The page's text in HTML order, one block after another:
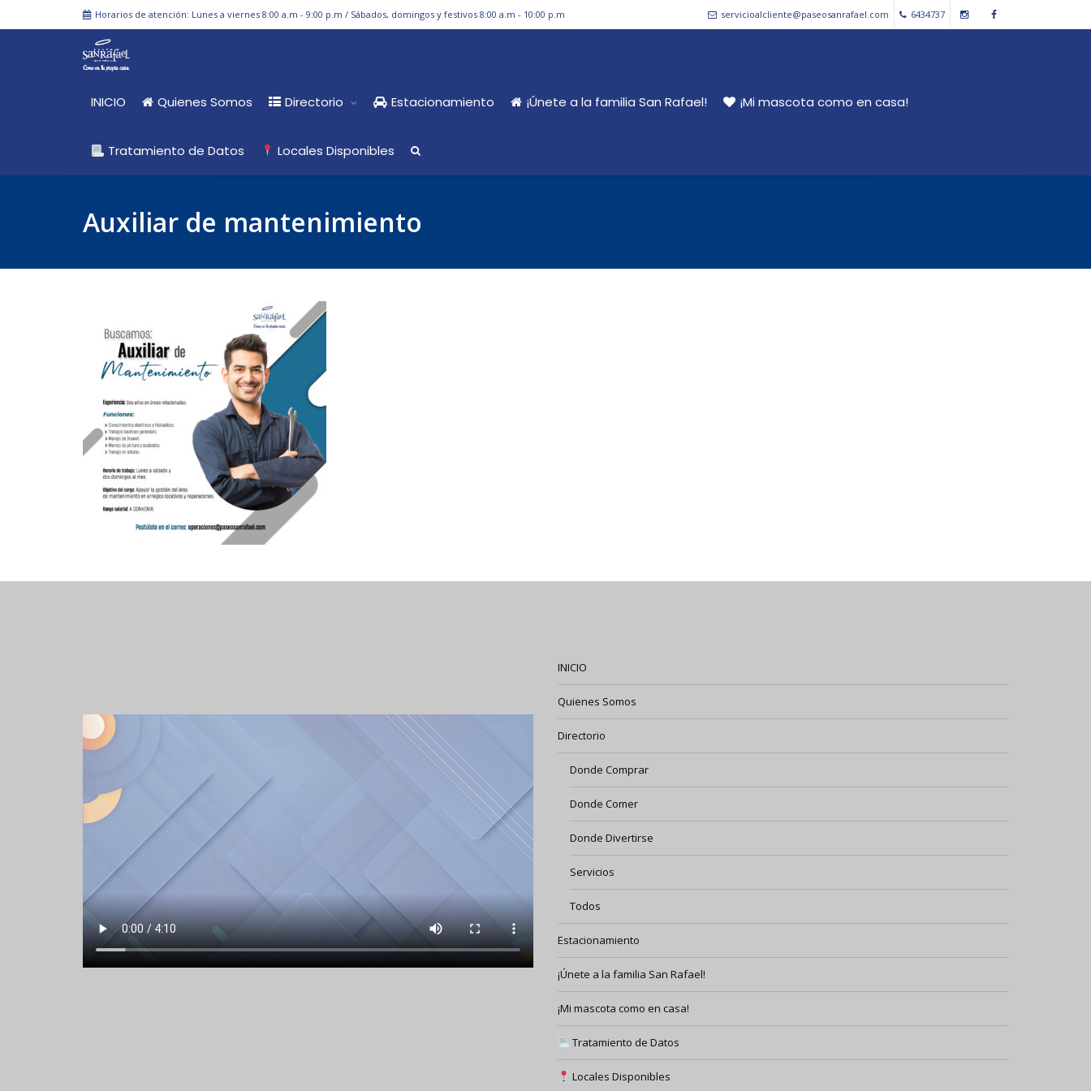
Horarios de atención: Lunes a viernes 8:00 a.m - 9:00 p.m / Sábados, domingos y festivos 8:00 a.m - 10:00 p.m servicioalcliente@paseosanrafael.com 6434737
INICIO Quienes Somos Directorio Estacionamiento ¡Únete a la familia San Rafael! ¡Mi mascota como en casa!
Tratamiento de Datos Locales Disponibles
Auxiliar de mantenimiento
INICIO
Quienes Somos
Directorio
Donde Comprar
Donde Comer
Donde Divertirse
Servicios
Todos
Estacionamiento
¡Únete a la familia San Rafael!
¡Mi mascota como en casa!
Tratamiento de Datos
Locales Disponibles